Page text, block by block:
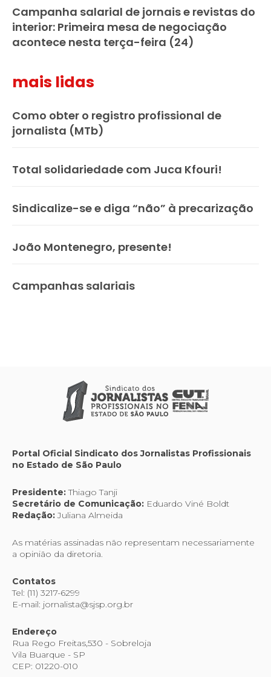
Campanha salarial de jornais e revistas do
interior: Primeira mesa de negociação
acontece nesta terça-feira (24)
mais lidas
Como obter o registro profissional de
jornalista (MTb)
Total solidariedade com Juca Kfouri!
Sindicalize-se e diga “não” à precarização
João Montenegro, presente!
Campanhas salariais
Portal Oficial Sindicato dos Jornalistas Profissionais
no Estado de São Paulo
Presidente:Thiago Tanji
Secretário de Comunicação: Eduardo Viné Boldt
Redação:Juliana Almeida
As matérias assinadas não representam necessariamente
a opinião da diretoria.
Contatos
Tel: (11) 3217-6299
E-mail: jornalista@sjsp.org.br
Endereço
Rua Rego Freitas,530 - Sobreloja
Vila Buarque - SP
CEP: 01220-010